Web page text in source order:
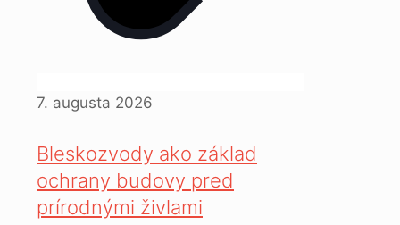
7. augusta 2026
Bleskozvody ako základ
ochrany budovy pred
prírodnými živlami